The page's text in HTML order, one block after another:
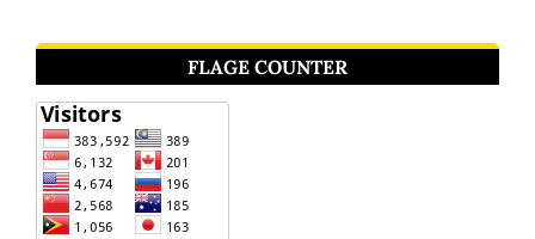
FLAGE COUNTER